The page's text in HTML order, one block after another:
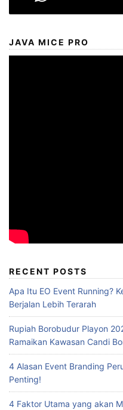
JAVA MICE PRO
RECENT POSTS
Apa Itu EO Event Running?
Berjalan Lebih Terarah
Rupiah Borobudur Playon
Ramaikan Kawasan Candi
4 Alasan Event Branding
Penting!
4 Faktor Utama yang akan